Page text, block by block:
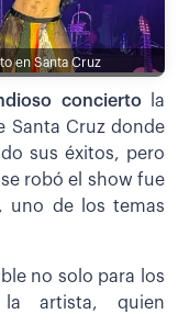
en Santa Cruz
conciertola
Santa Cruz donde
sus éxitos, pero
robó el show fue
uno de los temas
no solo para los
artista, quien